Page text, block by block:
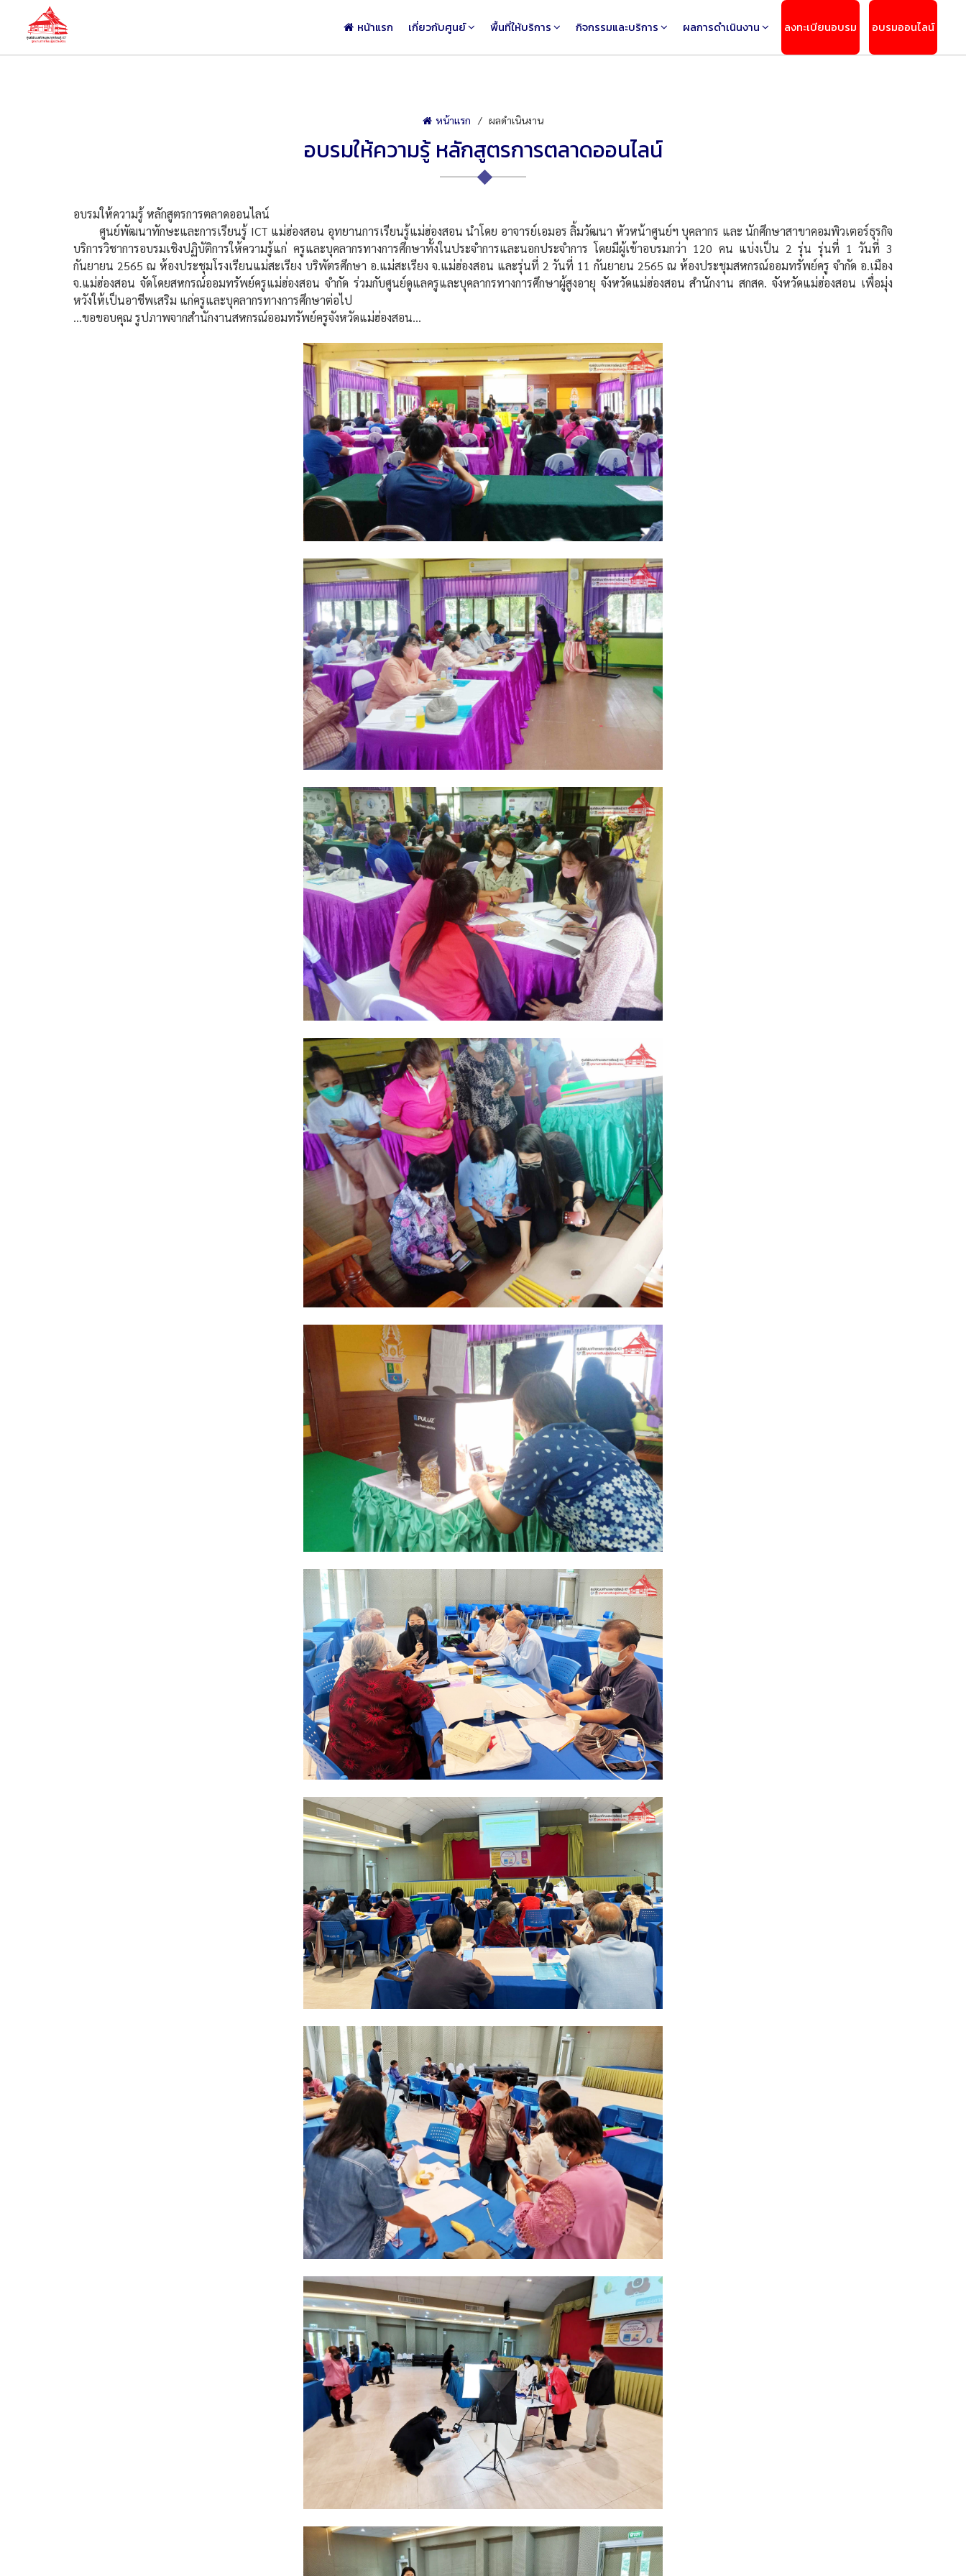
หน้าแรก เกี่ยวกับศูนย์ พื้นที่ให้บริการ กิจกรรมและบริการ ผลการดำเนินงาน ลงทะเบียนอบรม อบรมออนไลน์
หน้าแรก ผลดำเนินงาน
อบรมให้ความรู้ หลักสูตรการตลาดออนไลน์
อบรมให้ความรู้ หลักสูตรการตลาดออนไลน์
ศูนย์พัฒนาทักษะและการเรียนรู้ ICT แม่ฮ่องสอน อุทยานการเรียนรู้แม่ฮ่องสอน นำโดย อาจารย์เอมอร ลิ้มวัฒนา หัวหน้าศูนย์ฯ บุคลากร และ นักศึกษาสาขาคอมพิวเตอร์ธุรกิจ
บริการวิชาการอบรมเชิงปฏิบัติการให้ความรู้แก่ ครูและบุคลากรทางการศึกษาทั้งในประจำการและนอกประจำการ โดยมีผู้เข้าอบรมกว่า 120 คน แบ่งเป็น 2 รุ่น รุ่นที่ 1 วันที่ 3
กันยายน 2565 ณ ห้องประชุมโรงเรียนแม่สะเรียง บริพัตรศึกษา อ.แม่สะเรียง จ.แม่ฮ่องสอน และรุ่นที่ 2 วันที่ 11 กันยายน 2565 ณ ห้องประชุมสหกรณ์ออมทรัพย์ครู จำกัด อ.เมือง
จ.แม่ฮ่องสอน จัดโดยสหกรณ์ออมทรัพย์ครูแม่ฮ่องสอน จำกัด ร่วมกับศูนย์ดูแลครูและบุคลากรทางการศึกษาผู้สูงอายุ จังหวัดแม่ฮ่องสอน สำนักงาน สกสค. จังหวัดแม่ฮ่องสอน เพื่อมุ่ง
หวังให้เป็นอาชีพเสริม แก่ครูและบุคลากรทางการศึกษาต่อไป
...ขอขอบคุณ รูปภาพจากสำนักงานสหกรณ์ออมทรัพย์ครูจังหวัดแม่ฮ่องสอน...